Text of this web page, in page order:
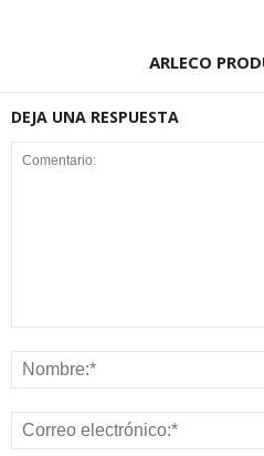
ARLECO
DEJA UNA RESPUESTA